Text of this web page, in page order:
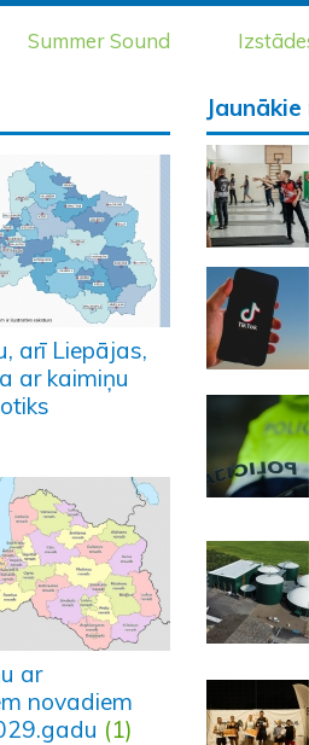
Summer Sound
arī Liepājas,
ar kaimiņu
ar
novadiem
(1)